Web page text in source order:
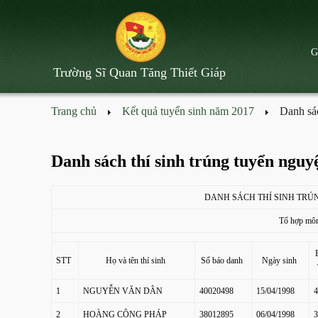
Trường Sĩ Quan Tăng Thiết Giáp
KHOA
Trang chủ Kết quả tuyển sinh năm 2017 Danh
Danh sách thí sinh trúng tuyển
DANH SÁCH THÍ SINH
Tổ hợp
STT Họ và tên thí sinh Số báo danh Ngày sinh
1 NGUYỄN VĂN DÂN 40020498 15/04/1998
2 HOÀNG CÔNG PHÁP 38012895 06/04/1998